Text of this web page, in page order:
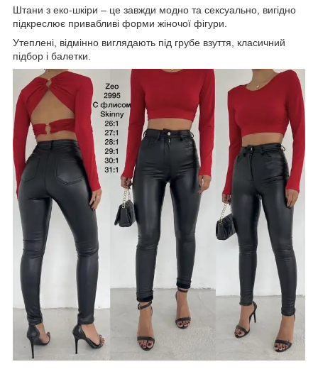
Штани з еко-шкіри – це завжди модно та сексуально, вигідно
підкреслює привабливі форми жіночої фігури.
Утеплені, відмінно виглядають під грубе взуття, класичний
підбор і балетки.